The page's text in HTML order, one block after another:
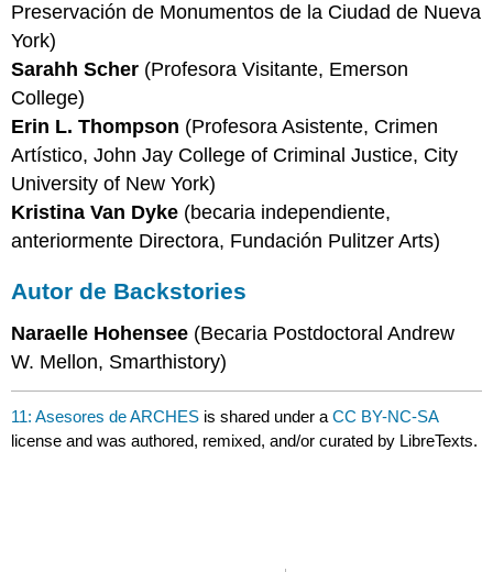
Preservación de Monumentos de la Ciudad de Nueva
York)
Sarahh Scher (Profesora Visitante, Emerson
College)
Erin L. Thompson (Profesora Asistente, Crimen
Artístico, John Jay College of Criminal Justice, City
University of New York)
Kristina Van Dyke (becaria independiente,
anteriormente Directora, Fundación Pulitzer Arts)
Autor de Backstories
Naraelle Hohensee (Becaria Postdoctoral Andrew
W. Mellon, Smarthistory)
11: Asesores de ARCHES is shared under aCC BY-NC-SA
license and was authored, remixed, and/or curated by LibreTexts.